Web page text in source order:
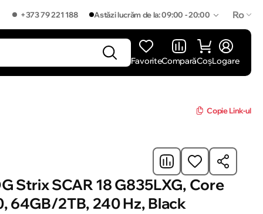
+373 79 221 188 Astăzi lucrăm de la: 09:00 - 20:00 Ro
FavoriteComparăCoșLogare
Copie Link-ul
Strix SCAR 18 G835LXG, Core
64GB/2TB, 240 Hz, Black